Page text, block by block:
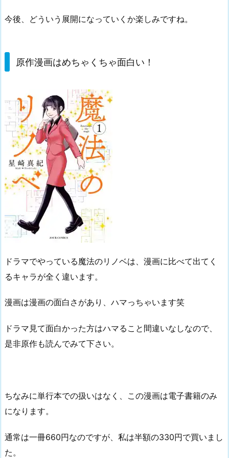
今後、どういう展開になっていくか楽しみですね。
原作漫画はめちゃくちゃ面白い！
ドラマでやっている魔法のリノベは、漫画に比べて出てく
るキャラが全く違います。
漫画は漫画の面白さがあり、ハマっちゃいます笑
ドラマ見て面白かった方はハマること間違いなしなので、
是非原作も読んでみて下さい。
ちなみに単行本での扱いはなく、この漫画は電子書籍のみ
になります。
通常は一冊660円なのですが、私は半額の330円で買いまし
た。